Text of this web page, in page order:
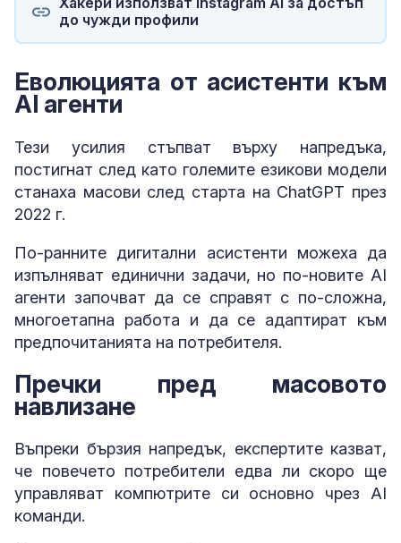
до чужди профили
Еволюцията от асистенти към
AI агенти
Тези усилия стъпват върху напредъка,
постигнат след като големите езикови модели
станаха масови след старта на ChatGPT през
2022 г.
По-ранните дигитални асистенти можеха да
изпълняват единични задачи, но по-новите AI
агенти започват да се справят с по-сложна,
многоетапна работа и да се адаптират към
предпочитанията на потребителя.
Пречки пред масовото
навлизане
Въпреки бързия напредък, експертите казват,
че повечето потребители едва ли скоро ще
управляват компютрите си основно чрез AI
команди.